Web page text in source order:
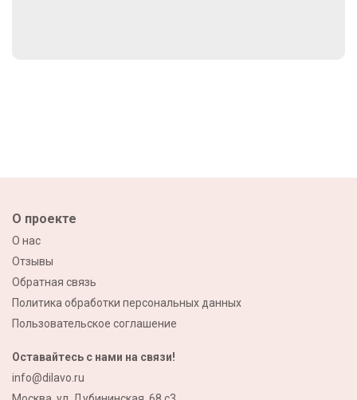
О проекте
О нас
Отзывы
Обратная связь
Политика обработки персональных данных
Пользовательское соглашение
Оставайтесь с нами на связи!
info@dilavo.ru